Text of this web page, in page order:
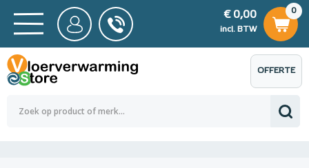
BTW
0,00
0
€ 0,00
incl. BTW
€ 0,00
OFFERTE
AANVRAGEN